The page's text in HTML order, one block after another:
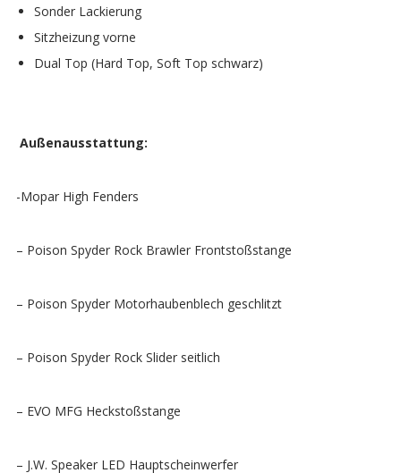
Sonder Lackierung
Sitzheizung vorne
Dual Top (Hard Top, Soft Top schwarz)
Außenausstattung:
-Mopar High Fenders
– Poison Spyder Rock Brawler Frontstoßstange
– Poison Spyder Motorhaubenblech geschlitzt
– Poison Spyder Rock Slider seitlich
– EVO MFG Heckstoßstange
– J.W. Speaker LED Hauptscheinwerfer